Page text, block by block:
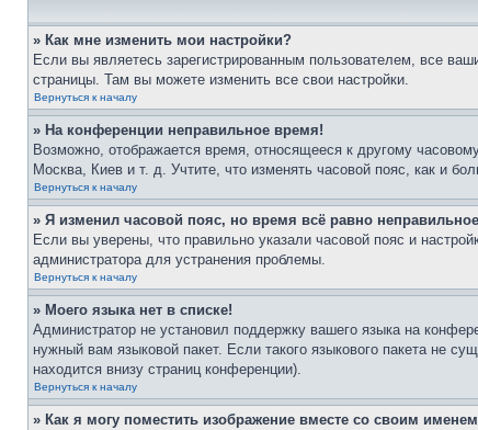
» Как мне изменить мои настройки?
Если вы являетесь зарегистрированным пользователем, все
страницы. Там вы можете изменить все свои настройки.
Вернуться к началу
» На конференции неправильное время!
Возможно, отображается время, относящееся к другому
Москва, Киев и т. д. Учтите, что изменять часовой пояс, как и
Вернуться к началу
» Я изменил часовой пояс, но время всё равно
Если вы уверены, что правильно указали часовой пояс и
администратора для устранения проблемы.
Вернуться к началу
» Моего языка нет в списке!
Администратор не установил поддержку вашего языка на
нужный вам языковой пакет. Если такого языкового пакета не
находится внизу страниц конференции).
Вернуться к началу
» Как я могу поместить изображение вместе со своим